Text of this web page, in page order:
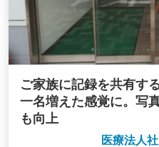
ご家族に記録を共有す
一名増えた感覚に。写
も向上
医療法人